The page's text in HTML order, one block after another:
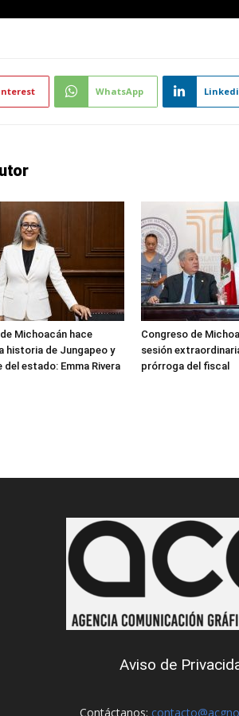
WhatsApp
Michoacán hace
historia de Jungapeo y
del estado: Emma Rivera
Congreso de
sesión
prórroga del fiscal
Aviso de
Contáctanos: